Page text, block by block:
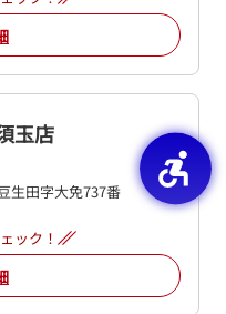
玉店
生田字大免737番
ック！